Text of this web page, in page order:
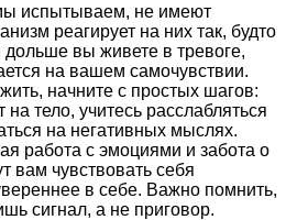
испытываем, не имеют
реагирует на них так, будто
вы живете в тревоге,
на вашем самочувствии.
начните с простых шагов:
на тело, учитесь расслабляться
на негативных мыслях.
работа с эмоциями и забота о
вам чувствовать себя
в себе. Важно помнить,
сигнал, а не приговор.